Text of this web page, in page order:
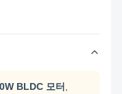
BLDC 모터